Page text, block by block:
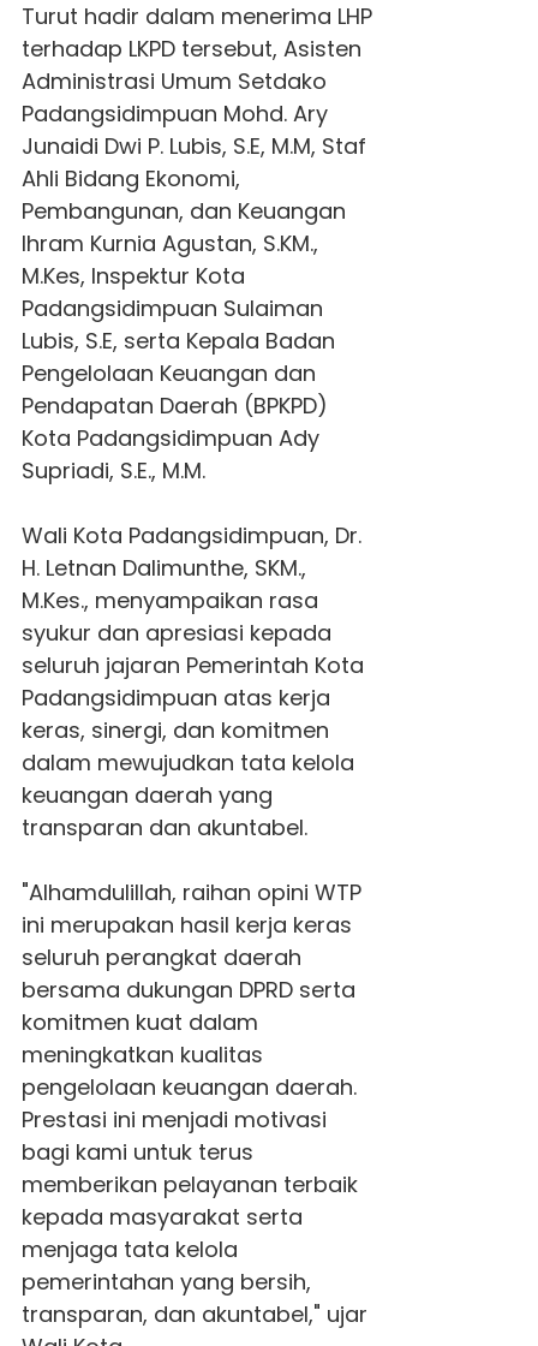
Turut hadir dalam menerima LHP
terhadap LKPD tersebut, Asisten
Administrasi Umum Setdako
Padangsidimpuan Mohd. Ary
Junaidi Dwi P. Lubis, S.E, M.M, Staf
Ahli Bidang Ekonomi,
Pembangunan, dan Keuangan
Ihram Kurnia Agustan, S.KM.,
M.Kes, Inspektur Kota
Padangsidimpuan Sulaiman
Lubis, S.E, serta Kepala Badan
Pengelolaan Keuangan dan
Pendapatan Daerah (BPKPD)
Kota Padangsidimpuan Ady
Supriadi, S.E., M.M.
Wali Kota Padangsidimpuan, Dr.
H. Letnan Dalimunthe, SKM.,
M.Kes., menyampaikan rasa
syukur dan apresiasi kepada
seluruh jajaran Pemerintah Kota
Padangsidimpuan atas kerja
keras, sinergi, dan komitmen
dalam mewujudkan tata kelola
keuangan daerah yang
transparan dan akuntabel.
"Alhamdulillah, raihan opini WTP
ini merupakan hasil kerja keras
seluruh perangkat daerah
bersama dukungan DPRD serta
komitmen kuat dalam
meningkatkan kualitas
pengelolaan keuangan daerah.
Prestasi ini menjadi motivasi
bagi kami untuk terus
memberikan pelayanan terbaik
kepada masyarakat serta
menjaga tata kelola
pemerintahan yang bersih,
transparan, dan akuntabel," ujar